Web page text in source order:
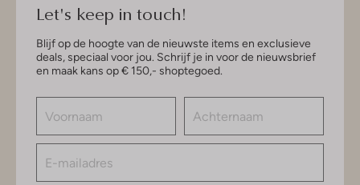
Let's keep in touch!
Blijf op de hoogte van de nieuwste items en exclusieve
deals, speciaal voor jou. Schrijf je in voor de nieuwsbrief
en maak kans op € 150,- shoptegoed.